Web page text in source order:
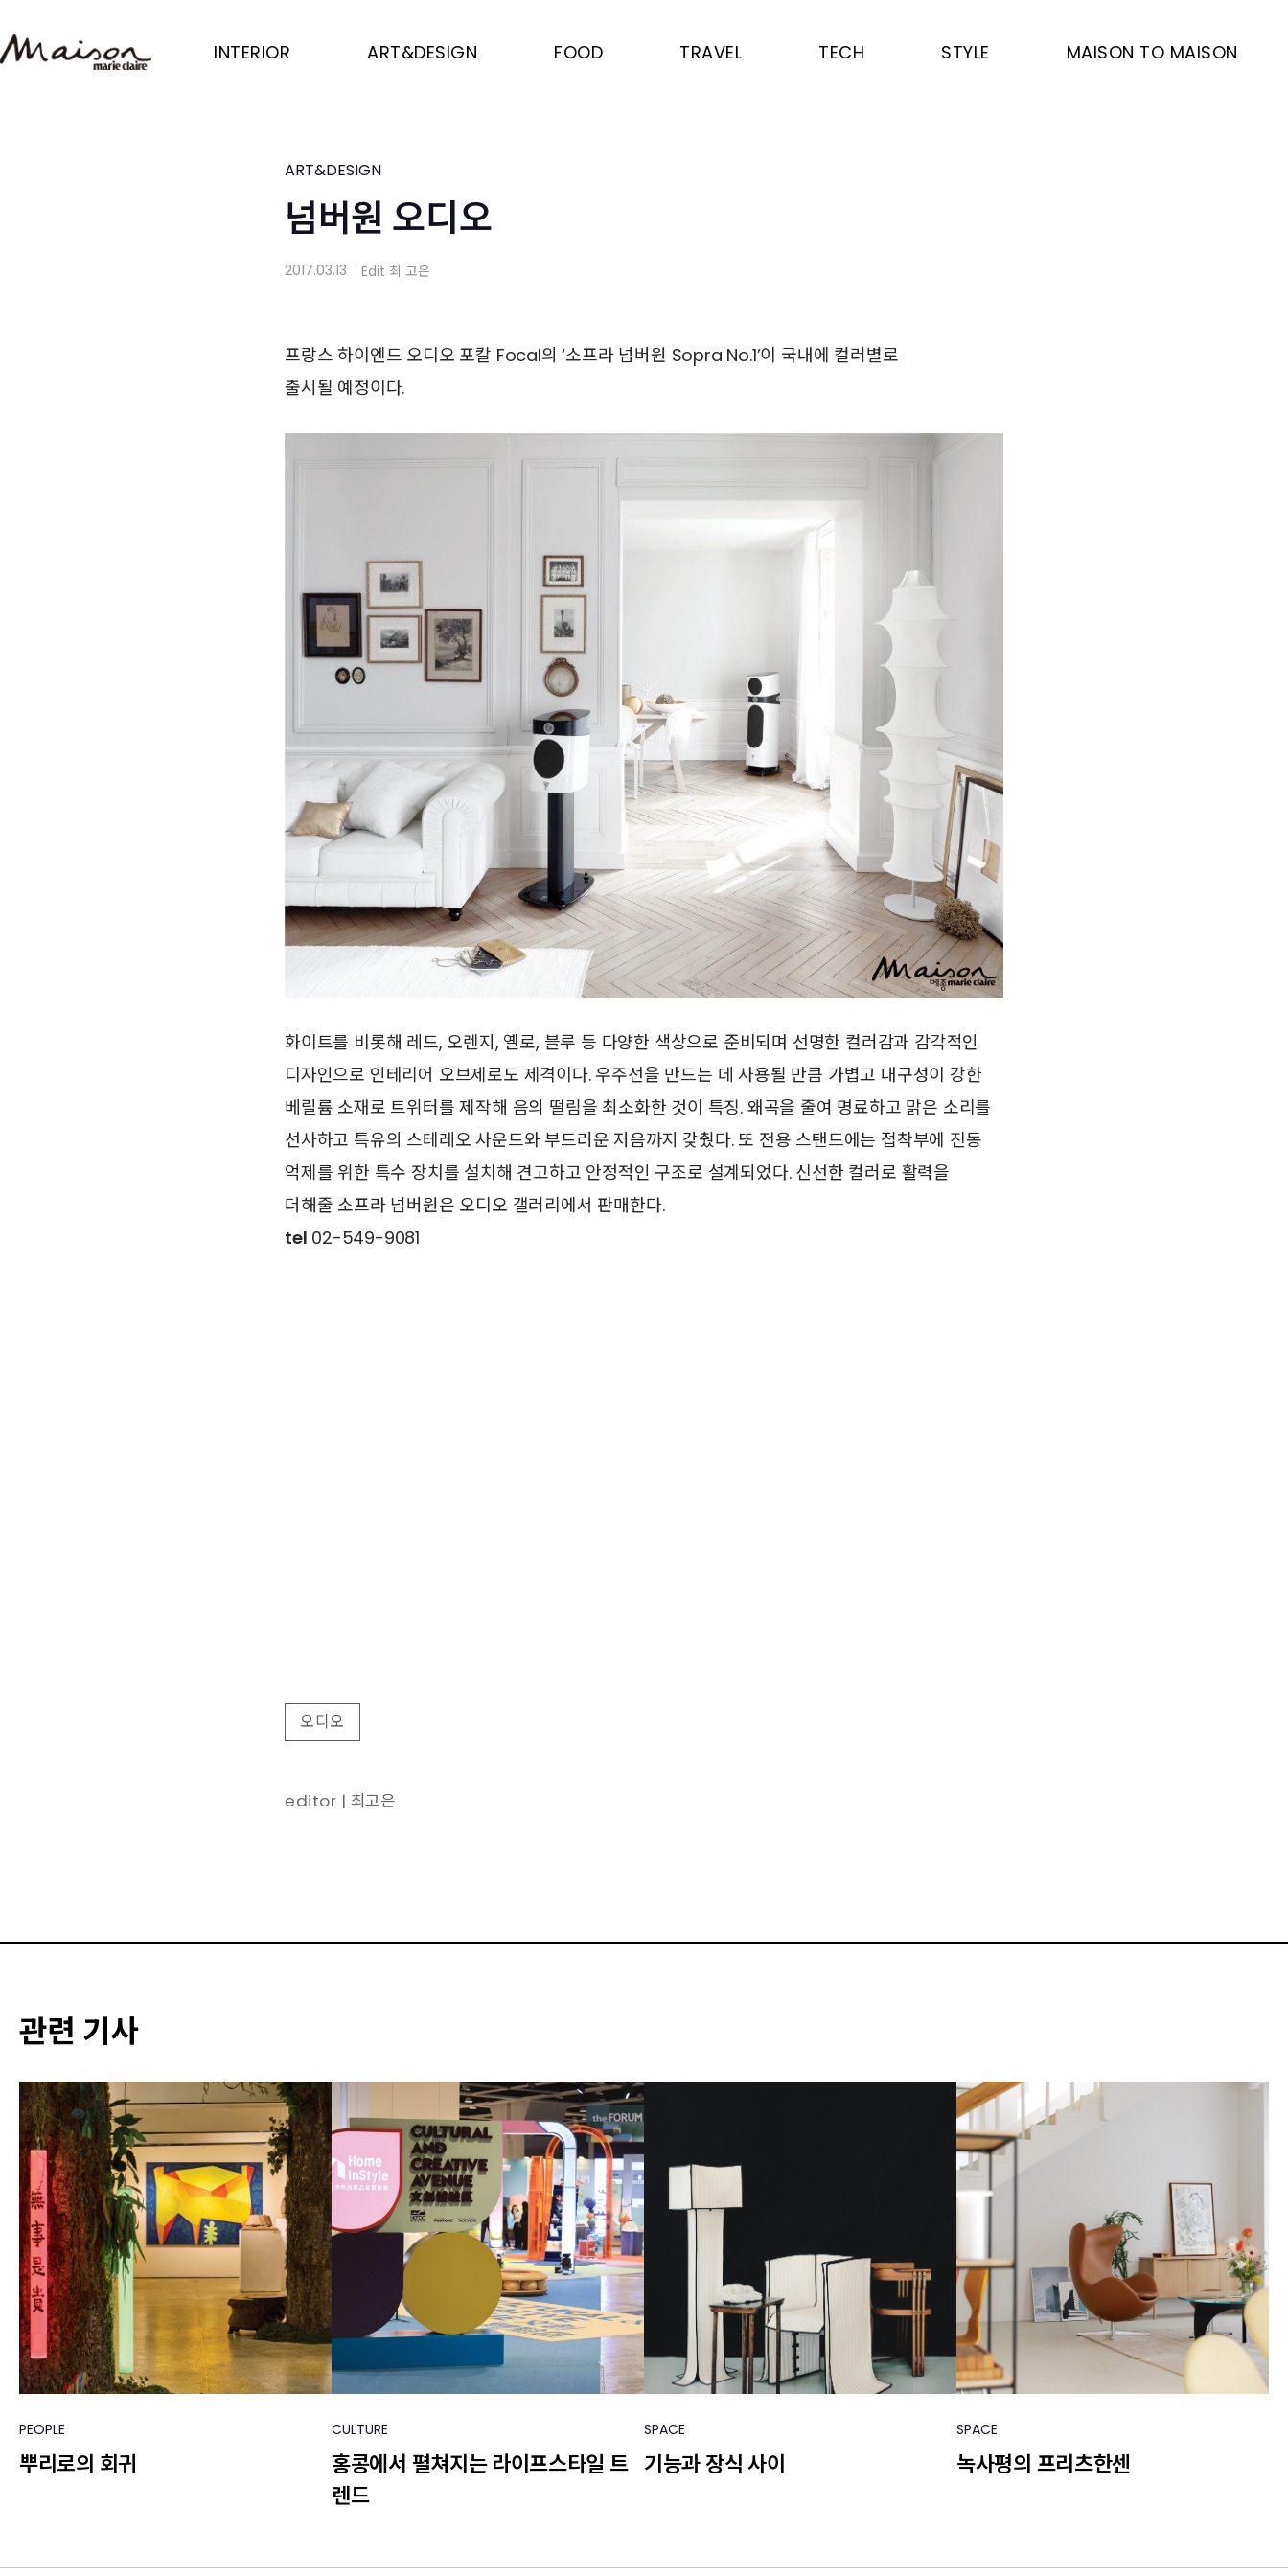
to
main
INTERIOR ART&DESIGN FOOD TRAVEL TECH STYLE MAISON TO MAISON
ART&DESIGN
넘버원 오디오
2017.03.13 Edit 최 고은
프랑스 하이엔드 오디오 포칼 Focal의 ‘소프라 넘버원 Sopra No.1’이 국내에 컬러별로
출시될 예정이다.
화이트를 비롯해 레드, 오렌지, 옐로, 블루 등 다양한 색상으로 준비되며 선명한 컬러감과 감각적인
디자인으로 인테리어 오브제로도 제격이다. 우주선을 만드는 데 사용될 만큼 가볍고 내구성이 강한
베릴륨 소재로 트위터를 제작해 음의 떨림을 최소화한 것이 특징. 왜곡을 줄여 명료하고 맑은 소리를
선사하고 특유의 스테레오 사운드와 부드러운 저음까지 갖췄다. 또 전용 스탠드에는 접착부에 진동
억제를 위한 특수 장치를 설치해 견고하고 안정적인 구조로 설계되었다. 신선한 컬러로 활력을
더해줄 소프라 넘버원은 오디오 갤러리에서 판매한다.
tel 02-549-9081
오디오
editor | 최고은
관련 기사
PEOPLE
뿌리로의 회귀
CULTURE
홍콩에서 펼쳐지는 라이프스타일 트
렌드
SPACE
기능과 장식 사이
SPACE
녹사평의 프리츠한센